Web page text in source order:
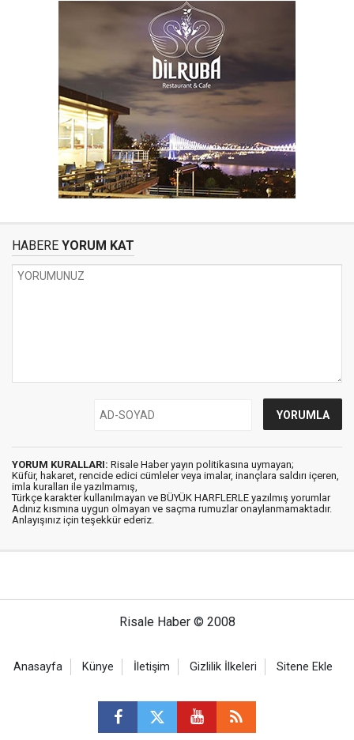
HABERE YORUM KAT
YORUM KURALLARI: Risale Haber yayın politikasına uymayan;
Küfür, hakaret, rencide edici cümleler veya imalar, inançlara saldırı içeren,
imla kuralları ile yazılmamış,
Türkçe karakter kullanılmayan ve BÜYÜK HARFLERLE yazılmış yorumlar
Adınız kısmına uygun olmayan ve saçma rumuzlar onaylanmamaktadır.
Anlayışınız için teşekkür ederiz.
Risale Haber © 2008
Anasayfa Künye İletişim Gizlilik İlkeleri Sitene Ekle